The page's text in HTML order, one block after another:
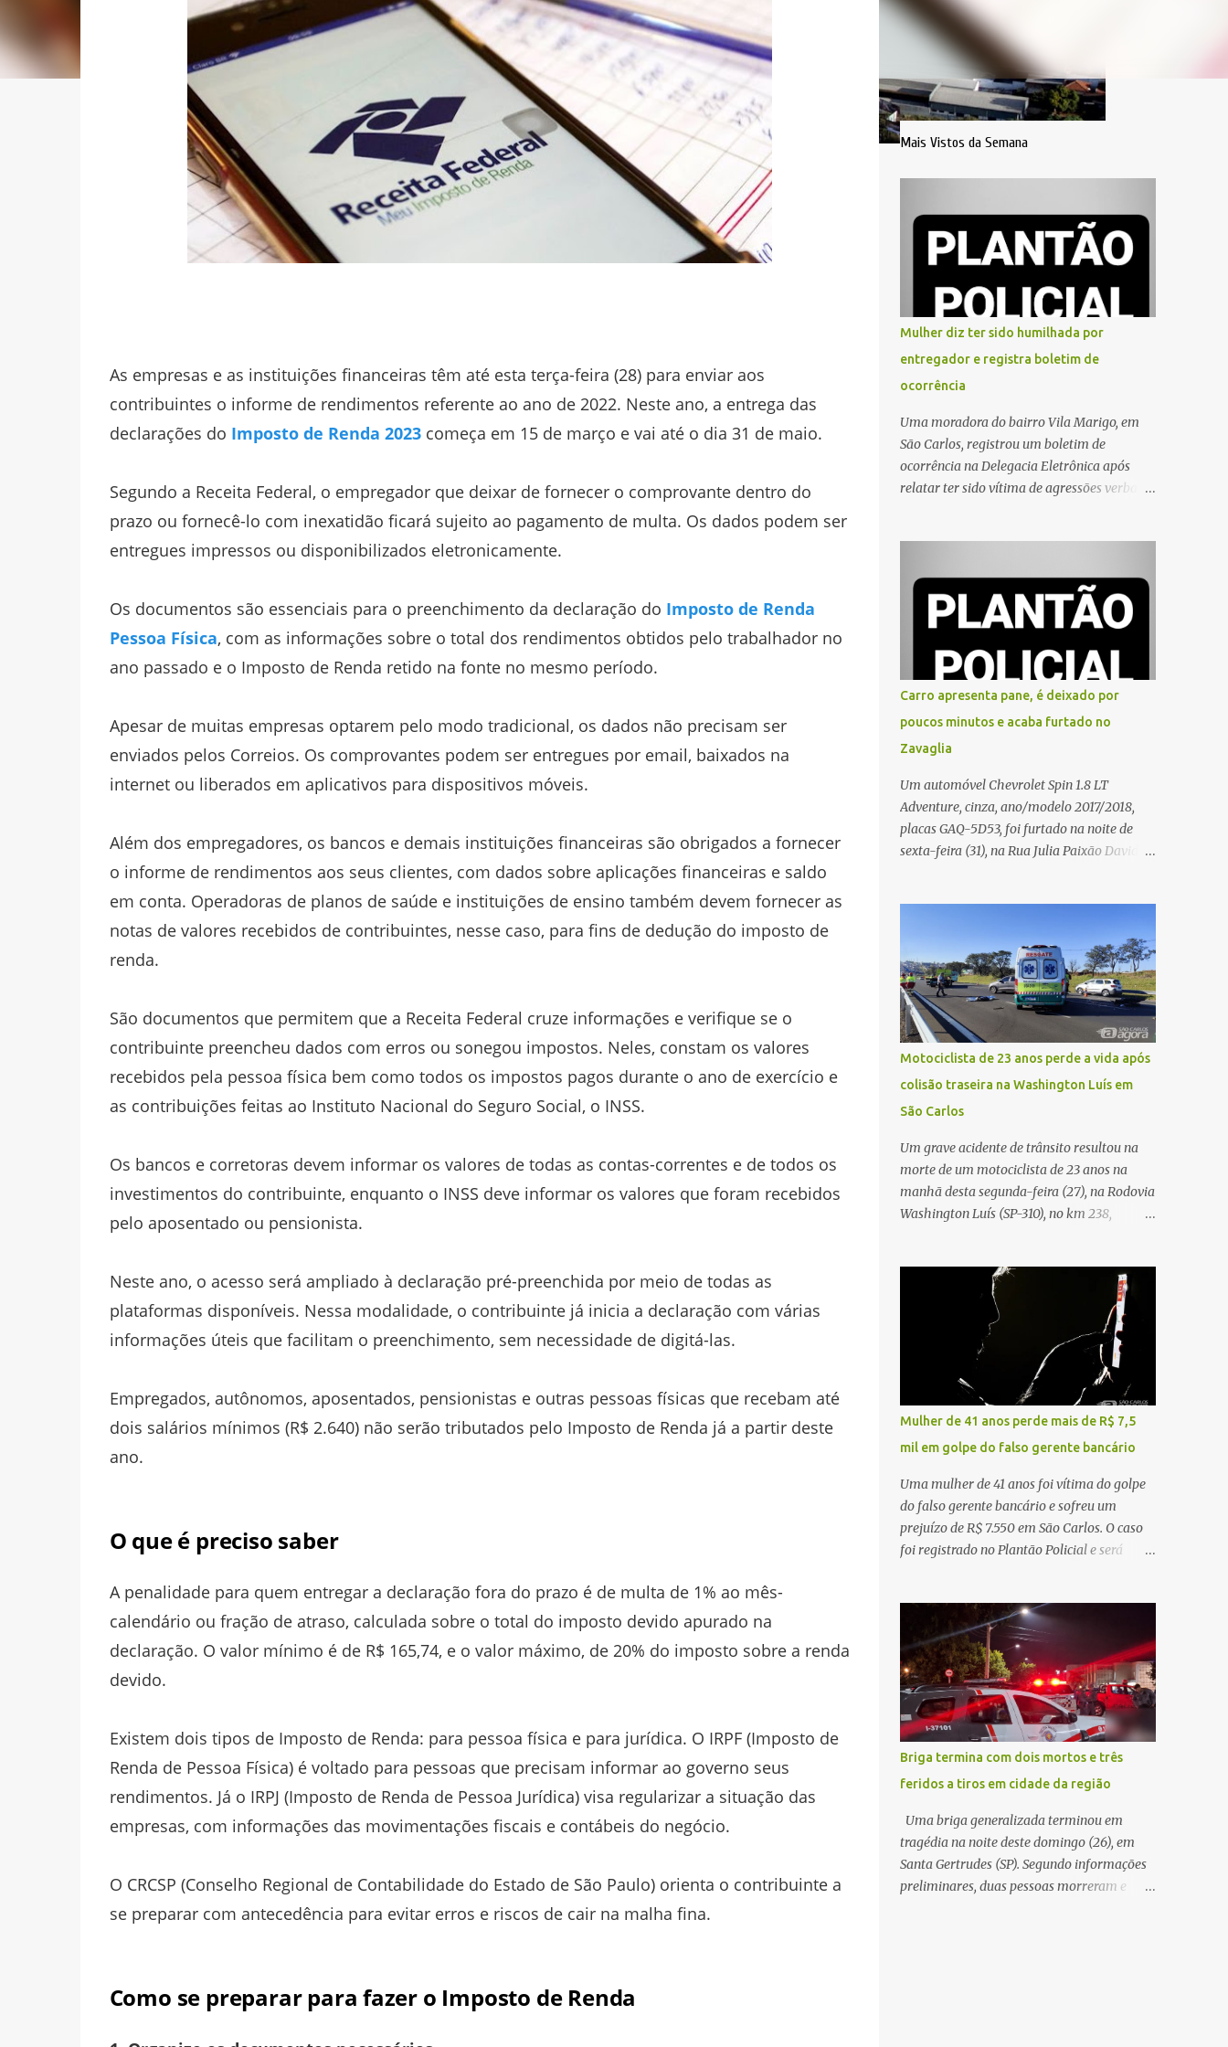
As empresas e as instituições financeiras têm até esta terça-feira (28) para enviar aos
contribuintes o informe de rendimentos referente ao ano de 2022. Neste ano, a entrega das
declarações do Imposto de Renda 2023 começa em 15 de março e vai até o dia 31 de maio.
Segundo a Receita Federal, o empregador que deixar de fornecer o comprovante dentro do
prazo ou fornecê-lo com inexatidão ficará sujeito ao pagamento de multa. Os dados podem ser
entregues impressos ou disponibilizados eletronicamente.
Os documentos são essenciais para o preenchimento da declaração do Imposto de Renda
Pessoa Física, com as informações sobre o total dos rendimentos obtidos pelo trabalhador no
ano passado e o Imposto de Renda retido na fonte no mesmo período.
Apesar de muitas empresas optarem pelo modo tradicional, os dados não precisam ser
enviados pelos Correios. Os comprovantes podem ser entregues por email, baixados na
internet ou liberados em aplicativos para dispositivos móveis.
Além dos empregadores, os bancos e demais instituições financeiras são obrigados a fornecer
o informe de rendimentos aos seus clientes, com dados sobre aplicações financeiras e saldo
em conta. Operadoras de planos de saúde e instituições de ensino também devem fornecer as
notas de valores recebidos de contribuintes, nesse caso, para fins de dedução do imposto de
renda.
São documentos que permitem que a Receita Federal cruze informações e verifique se o
contribuinte preencheu dados com erros ou sonegou impostos. Neles, constam os valores
recebidos pela pessoa física bem como todos os impostos pagos durante o ano de exercício e
as contribuições feitas ao Instituto Nacional do Seguro Social, o INSS.
Os bancos e corretoras devem informar os valores de todas as contas-correntes e de todos os
investimentos do contribuinte, enquanto o INSS deve informar os valores que foram recebidos
pelo aposentado ou pensionista.
Neste ano, o acesso será ampliado à declaração pré-preenchida por meio de todas as
plataformas disponíveis. Nessa modalidade, o contribuinte já inicia a declaração com várias
informações úteis que facilitam o preenchimento, sem necessidade de digitá-las.
Empregados, autônomos, aposentados, pensionistas e outras pessoas físicas que recebam até
dois salários mínimos (R$ 2.640) não serão tributados pelo Imposto de Renda já a partir deste
ano.
O que é preciso saber
A penalidade para quem entregar a declaração fora do prazo é de multa de 1% ao mês-
calendário ou fração de atraso, calculada sobre o total do imposto devido apurado na
declaração. O valor mínimo é de R$ 165,74, e o valor máximo, de 20% do imposto sobre a renda
devido.
Existem dois tipos de Imposto de Renda: para pessoa física e para jurídica. O IRPF (Imposto de
Renda de Pessoa Física) é voltado para pessoas que precisam informar ao governo seus
rendimentos. Já o IRPJ (Imposto de Renda de Pessoa Jurídica) visa regularizar a situação das
empresas, com informações das movimentações fiscais e contábeis do negócio.
O CRCSP (Conselho Regional de Contabilidade do Estado de São Paulo) orienta o contribuinte a
se preparar com antecedência para evitar erros e riscos de cair na malha fina.
Como se preparar para fazer o Imposto de Renda
Mais Vistos da Semana
Mulher diz ter sido humilhada por
entregador e registra boletim de
ocorrência
Uma moradora do bairro Vila Marigo, em
São Carlos, registrou um boletim de
ocorrência na Delegacia Eletrônica após
relatar ter sido vítima de agressões verbais
feira (31). A mulher afirmou que o
entregador teria acionado o interfone de
forma equivocada e, em seguida, passou a
atenção de moradores e de pessoas que
estavam nas proximidades. Ainda conforme
o registro policial, a vítima relatou que, ao
receber a entrega, voltou a ser ofendida com
palavras de baixo calão e insultos. Ela
que se sentiu ameaçada, coagida e
humilhada com a situação. Fonte: São
Carlos Agora
Carro apresenta pane, é deixado por
poucos minutos e acaba furtado no
Zavaglia
Um automóvel Chevrolet Spin 1.8 LT
Adventure, cinza, ano/modelo 2017/2018,
placas GAQ-5D53, foi furtado na noite de
sexta-feira (31), na Rua Julia Paixão David,
apresentou uma pane elétrica no painel,
deixando de funcionar e impossibilitando
uma nova partida. Ainda segundo o registro
policial, o condutor estacionou o carro,
certificou-se de que todas as portas estavam
trancadas, permaneceu com a chave de
ignição e se ausentou do local por cerca de
dez minutos para buscar ajuda. Ao retornar,
constatou que o automóvel havia
imediações, mas não conseguiu localizar o
veículo. Conforme o boletim, um menino de
aproximadamente 10 anos relatou ter visto
a Spin passando pelo local fazendo um forte
problema mecânico que o veículo já
apresentava antes do furto. O carro possui
seguro e, segundo a v...
Motociclista de 23 anos perde a vida após
colisão traseira na Washington Luís em
São Carlos
Um grave acidente de trânsito resultou na
morte de um motociclista de 23 anos na
manhã desta segunda-feira (27), na Rodovia
Washington Luís (SP-310), no km 238,
local, a vítima conduzia uma motocicleta
quando acabou colidindo na traseira de um
Jeep Renegade. Segundo relato da condutora
do veículo, o trânsito estava lento e
congestionado devido a obras realizadas na
rodovia, momento em que ocorreu o
impacto. Com a violência da colisão, o
motociclista foi arremessado ao solo.
Testemunhas relataram que o capacete teria
se desprendido durante o acidente. O jovem
sofreu ferimentos gravíssimos e morreu
ainda no local. Equipes de resgate e de
atendimento da concessionária responsável
socorro à vítima. No entanto, o óbito foi
constatado ainda no local do acidente. A
Polícia Militar Rodoviária compareceu para
o registro da ocorrência...
Mulher de 41 anos perde mais de R$ 7,5
mil em golpe do falso gerente bancário
Uma mulher de 41 anos foi vítima do golpe
do falso gerente bancário e sofreu um
prejuízo de R$ 7.550 em São Carlos. O caso
foi registrado no Plantão Policial e será
ocorrência, a vítima recebeu contato pelo
WhatsApp de um homem que afirmava ser
o novo gerente da conta bancária da
empresa. O suspeito alegou que seria
necessário atualizar o cadastro da conta e
passou a orientar a vítima sobre os
procedimentos que deveriam ser realizados.
Dias depois, o golpista enviou um
documento em PDF simulando uma
comunicação oficial da instituição
financeira. Na sequência, entrou em contato
por telefone e encaminhou um link,
orientando a vítima a acessá-lo pelo
Briga termina com dois mortos e três
feridos a tiros em cidade da região
Uma briga generalizada terminou em
tragédia na noite deste domingo (26), em
Santa Gertrudes (SP). Segundo informações
preliminares, duas pessoas morreram e